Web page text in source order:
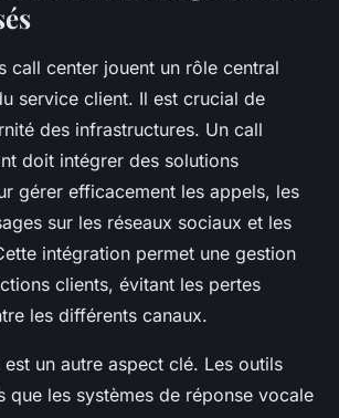
call center jouent un rôle central
service client. Il est crucial de
des infrastructures. Un call
doit intégrer des solutions
gérer efficacement les appels, les
sur les réseaux sociaux et les
intégration permet une gestion
clients, évitant les pertes
les différents canaux.
est un autre aspect clé. Les outils
que les systèmes de réponse vocale